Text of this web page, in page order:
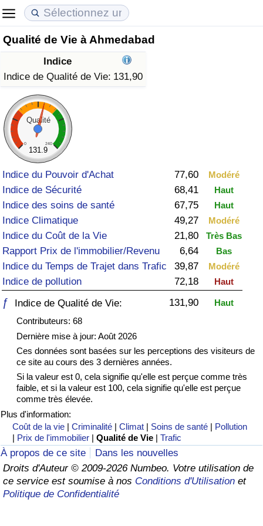
Qualité de Vie à Ahmedabad
Indice
Indice de Qualité de Vie: 131,90
Qualité
0 240
131.9
Indice du Pouvoir d'Achat 77,60 Modéré
Indice de Sécurité 68,41 Haut
Indice des soins de santé 67,75 Haut
Indice Climatique 49,27 Modéré
Indice du Coût de la Vie 21,80 Très Bas
Rapport Prix de l'immobilier/Revenu 6,64 Bas
Indice du Temps de Trajet dans Trafic 39,87 Modéré
Indice de pollution 72,18 Haut
ƒ Indice de Qualité de Vie: 131,90
Haut
Contributeurs: 68
Dernière mise à jour: Août 2026
Ces données sont basées sur les perceptions des visiteurs de
ce site au cours des 3 dernières années.
Si la valeur est 0, cela signifie qu'elle est perçue comme très
faible, et si la valeur est 100, cela signifie qu'elle est perçue
comme très élevée.
Plus d'information:
Coût de la vie |Criminalité |Climat | Soins de santé | Pollution
| Prix de l'immobilier |Qualité de Vie |Trafic
À propos de ce site
Dans les nouvelles
Droits d'Auteur © 2009-2026 Numbeo. Votre utilisation de
ce service est soumise à nos Conditions d'Utilisation et
Politique de Confidentialité
Coût de la vie
Indice du Coût de la Vie (Actuel)
Indice du Coût de la Vie
Indice du coût de la vie par pays
à Akaba
Prix de l'immobilier
Indice des Prix de l'immobilier (Actuel)
Indice des Prix de l'immobilier
Indice des Prix de l'immobilier par Pays
Qualité de Vie
Indice de Qualité de Vie
Indice de Qualité de Vie (Actuel)
Indice de qualité de vie par pays
Criminalité
Indice de Criminalité (Actuel)
Indice de Criminalité
Indice de criminalité par pays
Soins de santé
Indice des soins de santé
Indice des soins de santé par Pays
Pollution
Indice de Pollution (Actuel)
Indice de pollution
Indice de Pollution par Pays